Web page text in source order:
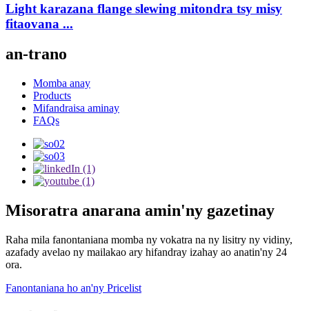
Light karazana flange slewing mitondra tsy misy
fitaovana ...
an-trano
Momba anay
Products
Mifandraisa aminay
FAQs
Misoratra anarana amin'ny gazetinay
Raha mila fanontaniana momba ny vokatra na ny lisitry ny vidiny,
azafady avelao ny mailakao ary hifandray izahay ao anatin'ny 24
ora.
Fanontaniana ho an'ny Pricelist